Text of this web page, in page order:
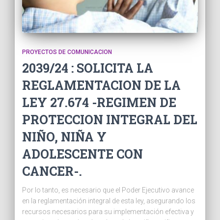
PROYECTOS DE COMUNICACION
2039/24 : SOLICITA LA
REGLAMENTACION DE LA
LEY 27.674 -REGIMEN DE
PROTECCION INTEGRAL DEL
NIÑO, NIÑA Y
ADOLESCENTE CON
CANCER-.
Por lo tanto, es necesario que el Poder Ejecutivo avance
en la reglamentación integral de esta ley, asegurando los
recursos necesarios para su implementación efectiva y